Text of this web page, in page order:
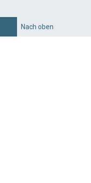
Nach oben